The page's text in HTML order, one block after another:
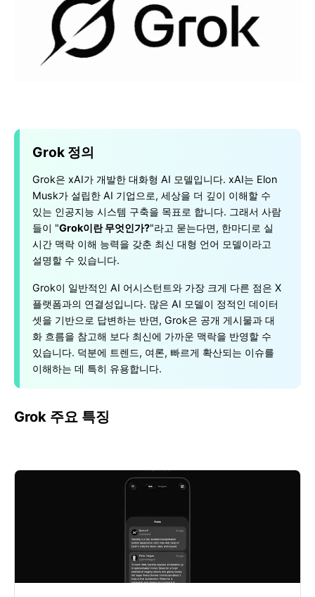
Grok 정의
Grok은 xAI가 개발한 대화형 AI 모델입니다. xAI는 Elon
Musk가 설립한 AI 기업으로, 세상을 더 깊이 이해할 수
있는 인공지능 시스템 구축을 목표로 합니다. 그래서 사람
들이 "Grok이란 무엇인가?"라고 묻는다면, 한마디로 실
시간 맥락 이해 능력을 갖춘 최신 대형 언어 모델이라고
설명할 수 있습니다.
Grok이 일반적인 AI 어시스턴트와 가장 크게 다른 점은 X
플랫폼과의 연결성입니다. 많은 AI 모델이 정적인 데이터
셋을 기반으로 답변하는 반면, Grok은 공개 게시물과 대
화 흐름을 참고해 보다 최신에 가까운 맥락을 반영할 수
있습니다. 덕분에 트렌드, 여론, 빠르게 확산되는 이슈를
이해하는 데 특히 유용합니다.
Grok 주요 특징